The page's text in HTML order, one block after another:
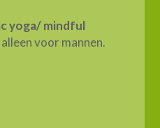
yoga/ mindful
alleen voor mannen.